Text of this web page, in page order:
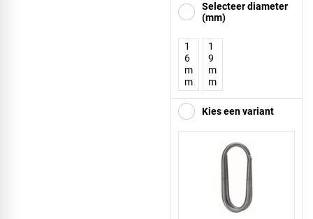
Selecteer diameter
(mm)
1
6
m
m
1
9
m
m
Kies een variant